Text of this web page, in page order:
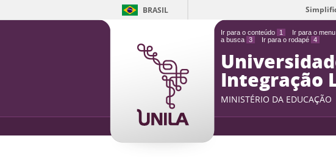
Ir para o conteúdo 1 Ir para o menu
a busca 3 Ir para o rodapé 4
BRASIL
Integração
MINISTÉRIO DA EDUCAÇÃO